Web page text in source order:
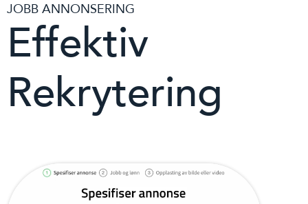
JOBB ANNONSERING
Effektiv
Rekrytering